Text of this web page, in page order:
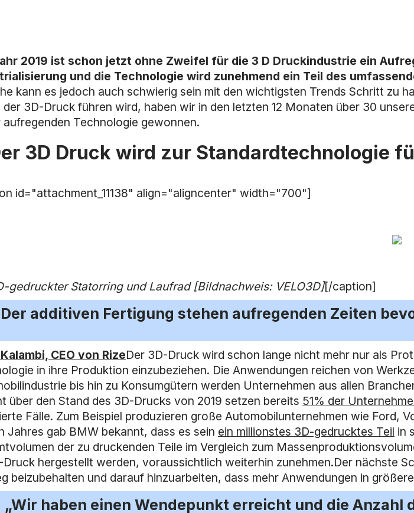
2019 ist schon jetzt ohne Zweifel für die 3 D Druckindustrie ein
und die Technologie wird zunehmend ein Teil des
kann es jedoch auch schwierig sein mit den wichtigsten Trends Schritt zu
3D-Druck führen wird, haben wir in den letzten 12 Monaten über 30
aufregenden Technologie gewonnen.
3D Druck wird zur Standardtechnologie
id="attachment_11138" align="aligncenter" width="700"]
gedruckter Statorring und Laufrad [Bildnachweis: VELO3D][/caption]
additiven Fertigung stehen aufregenden Zeiten
CEO von RizeDer 3D-Druck wird schon lange nicht mehr nur als
in ihre Produktion einzubeziehen. Die Anwendungen reichen von
bis hin zu Konsumgütern werden Unternehmen aus allen
über den Stand des 3D-Drucks von 2019 setzen bereits 51% der
Fälle. Zum Beispiel produzieren große Automobilunternehmen wie Ford,
Jahres gab BMW bekannt, dass es sein ein millionstes 3D-gedrucktes Teil in
der zu druckenden Teile im Vergleich zum
Druck hergestellt werden, voraussichtlich weiterhin zunehmen.Der nächste
beizubehalten und darauf hinzuarbeiten, dass mehr Anwendungen in
„Wir haben einen Wendepunkt erreicht und die